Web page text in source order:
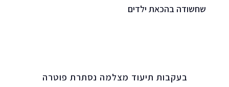
שחשודה בהכאת ילדים
בעקבות תיעוד מצלמה נסתרת פוטרה